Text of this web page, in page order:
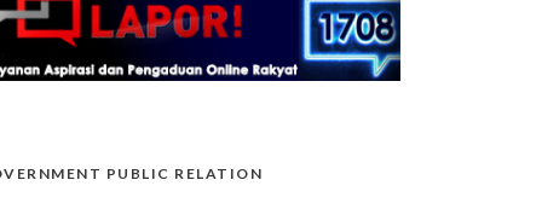
PUBLIC RELATION